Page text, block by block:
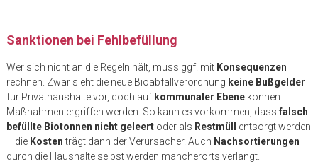
Sanktionen bei Fehlbefüllung
Wer sich nicht an die Regeln hält, muss ggf. mit Konsequenzen
rechnen. Zwar sieht die neue Bioabfallverordnung keine Bußgelder
für Privathaushalte vor, doch auf kommunaler Ebenekönnen
Maßnahmen ergriffen werden. So kann es vorkommen, dass falsch
befüllte Biotonnen nicht geleertoder als Restmüll entsorgt werden
– die Kostenträgt dann der Verursacher. Auch Nachsortierungen
durch die Haushalte selbst werden mancherorts verlangt.